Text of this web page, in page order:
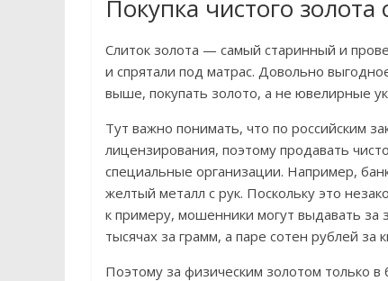
Покупка чистого
Слиток золота — самый старинный и
и спрятали под матрас. Довольно
выше, покупать золото, а не ювелирные
Тут важно понимать, что по российским
лицензирования, поэтому продавать
специальные организации. Например,
желтый металл с рук. Поскольку это
к примеру, мошенники могут выдавать за
тысячах за грамм, а паре сотен рублей за
Поэтому за физическим золотом только